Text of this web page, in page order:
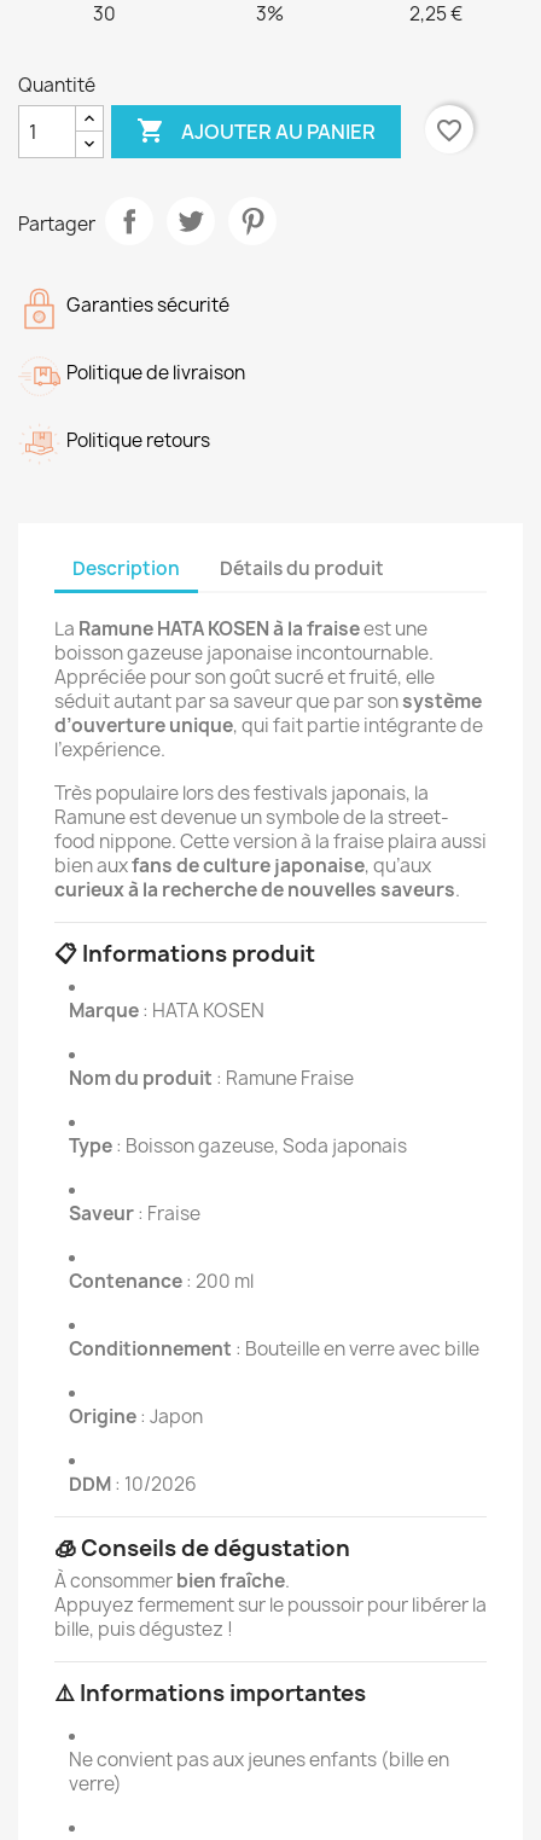
30 3% 2,25 €
Quantité
 AJOUTER AU PANIER favorite_border
Partager
Garanties sécurité
Politique de livraison
Politique retours
Description Détails du produit
La Ramune HATA KOSEN à la fraiseest une
boisson gazeuse japonaise incontournable.
Appréciée pour son goût sucré et fruité, elle
séduit autant par sa saveur que par sonsystème
d’ouverture unique, qui fait partie intégrante de
l’expérience.
Très populaire lors des festivals japonais, la
Ramune est devenue un symbole de la street-
food nippone. Cette version à la fraise plaira aussi
bien auxfans de culture japonaise, qu’aux
curieux à la recherche de nouvelles saveurs.
📋 Informations produit
Marque: HATA KOSEN
Nom du produit : Ramune Fraise
Type: Boisson gazeuse, Soda japonais
Saveur: Fraise
Contenance: 200 ml
Conditionnement : Bouteille en verre avec bille
Origine: Japon
DDM: 10/2026
🧊 Conseils de dégustation
À consommerbien fraîche.
Appuyez fermement sur le poussoir pour libérer la
bille, puis dégustez !
⚠️ Informations importantes
Ne convient pas aux jeunes enfants (bille en
verre)